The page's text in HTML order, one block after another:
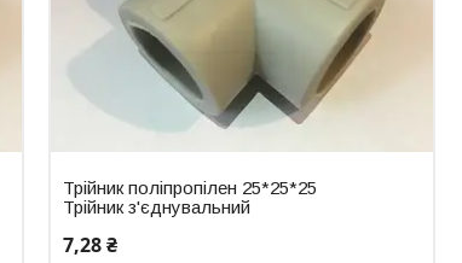
Трійник поліпропілен 25*25*25
Трійник з'єднувальний
7,28 ₴